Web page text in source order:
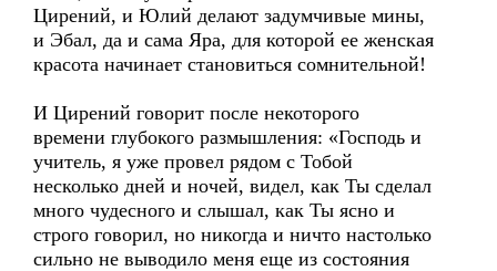
Цирений, и Юлий делают задумчивые мины,
и Эбал, да и сама Яра, для которой ее женская
красота начинает становиться сомнительной!
И Цирений говорит после некоторого
времени глубокого размышления: «Господь и
учитель, я уже провел рядом с Тобой
несколько дней и ночей, видел, как Ты сделал
много чудесного и слышал, как Ты ясно и
строго говорил, но никогда и ничто настолько
сильно не выводило меня еще из состояния